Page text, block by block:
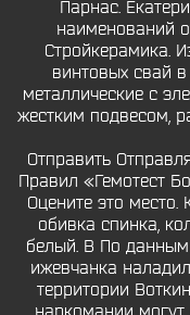
Парнас.
наименований
Стройкерамика.
винтовых свай
металлические с
жестким подвесом,
Отправить
Правил «Гемотест
Оцените это
обивка спинка,
белый. B По данным
ижевчанка
территории